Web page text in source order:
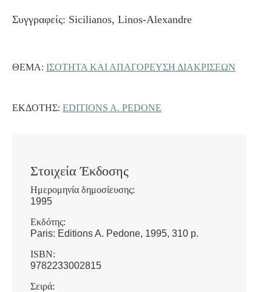
Συγγραφείς: Sicilianos, Linos-Alexandre
ΘΈΜΑ: ΙΣΟΤΗΤΑ ΚΑΙ ΑΠΑΓΟΡΕΥΣΗ ΔΙΑΚΡΙΣΕΩΝ
ΕΚΔΌΤΗΣ: EDITIONS A. PEDONE
Στοιχεία Έκδοσης
Ημερομηνία δημοσίευσης:
1995
Εκδότης:
Paris: Editions A. Pedone, 1995, 310 p.
ISBN:
9782233002815
Σειρά: